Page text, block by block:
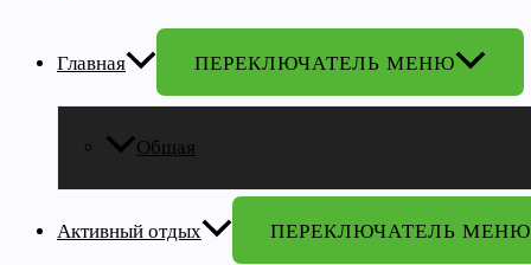
Главная ПЕРЕКЛЮЧАТЕЛЬ МЕНЮ
Общая
Активный отдых ПЕРЕКЛЮЧАТЕЛЬ МЕНЮ